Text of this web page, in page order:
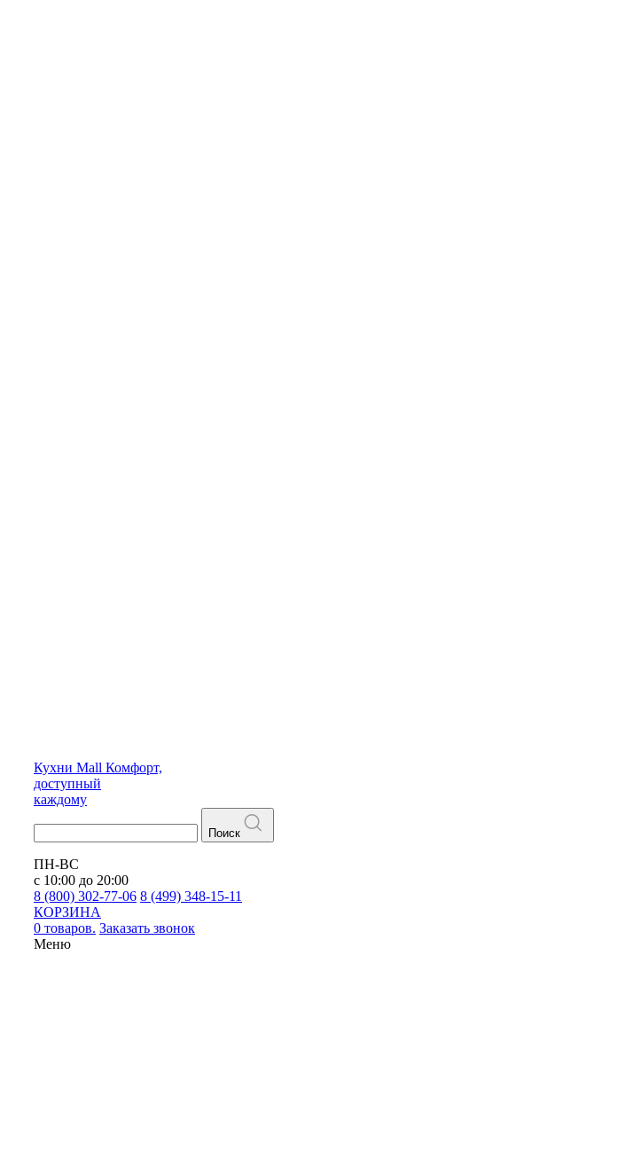
Кухни Mall Комфорт,
доступный
каждому
Поиск
ПН-ВС
с 10:00 до 20:00
8 (800) 302-77-06 8 (499) 348-15-11
КОРЗИНА
0 товаров. Заказать звонок
Меню